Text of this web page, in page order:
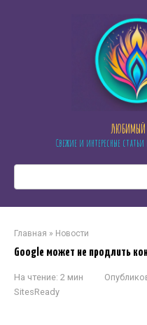
Свежие и интересные
Главная » Новости
Google может не продлить
На чтение: 2 мин
SitesReady